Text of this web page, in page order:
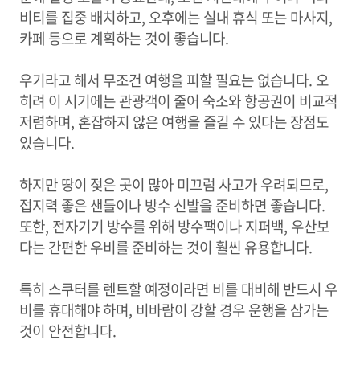
비티를 집중 배치하고, 오후에는 실내 휴식 또는 마사지,
카페 등으로 계획하는 것이 좋습니다.
우기라고 해서 무조건 여행을 피할 필요는 없습니다. 오
히려 이 시기에는 관광객이 줄어 숙소와 항공권이 비교적
저렴하며, 혼잡하지 않은 여행을 즐길 수 있다는 장점도
있습니다.
하지만 땅이 젖은 곳이 많아 미끄럼 사고가 우려되므로,
접지력 좋은 샌들이나 방수 신발을 준비하면 좋습니다.
또한, 전자기기 방수를 위해 방수팩이나 지퍼백, 우산보
다는 간편한 우비를 준비하는 것이 훨씬 유용합니다.
특히 스쿠터를 렌트할 예정이라면 비를 대비해 반드시 우
비를 휴대해야 하며, 비바람이 강할 경우 운행을 삼가는
것이 안전합니다.